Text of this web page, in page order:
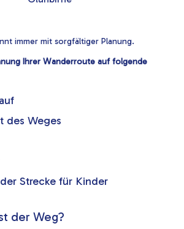
immer mit sorgfältiger Planung.
Ihrer Wanderroute auf folgende
des Weges
Strecke für Kinder
der Weg?